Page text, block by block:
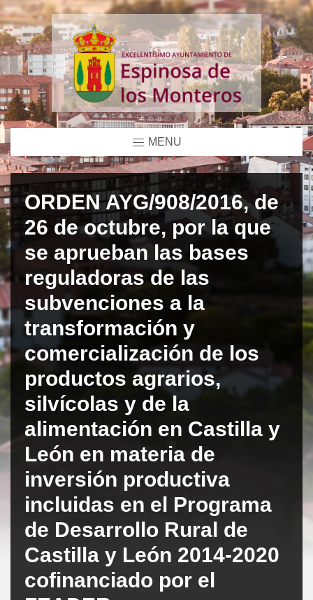
MENU
ORDEN AYG/908/2016, de
26 de octubre, por la que
se aprueban las bases
reguladoras de las
subvenciones a la
transformación y
comercialización de los
productos agrarios,
silvícolas y de la
alimentación en Castilla y
León en materia de
inversión productiva
incluidas en el Programa
de Desarrollo Rural de
Castilla y León 2014-2020
cofinanciado por el